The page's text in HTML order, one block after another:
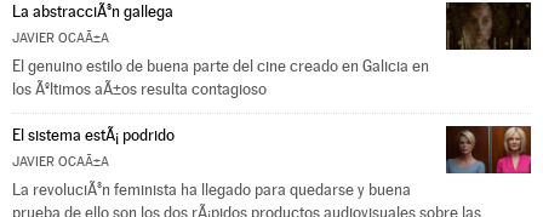
La abstracciÃ³n gallega
JAVIER OCAÃ±A
El genuino estilo de buena parte del cine creado en Galicia en
los Ãºltimos aÃ±os resulta contagioso
El sistema estÃ¡ podrido
JAVIER OCAÃ±A
La revoluciÃ³n feminista ha llegado para quedarse y buena
prueba de ello son los dos rÃ¡pidos productos audiovisuales sobre las